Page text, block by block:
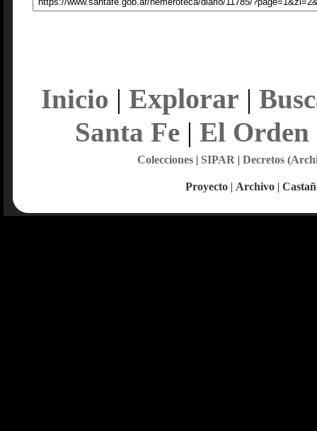
Inicio | Explorar |
Santa Fe| El Orden
Colecciones| SIPAR | Decretos
Proyecto | Archivo |